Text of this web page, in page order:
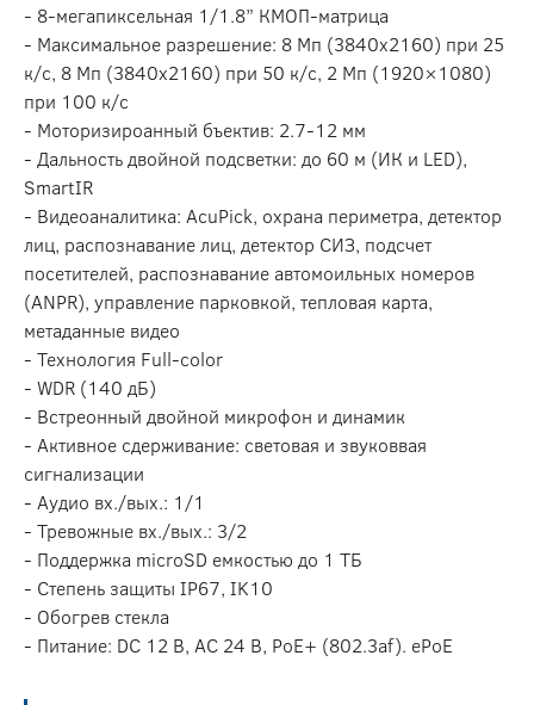
- 8-мегапиксельная 1/1.8” КМОП-матрица
- Максимальное разрешение: 8 Мп (3840х2160) при 25
к/с, 8 Мп (3840х2160) при 50 к/с, 2 Мп (1920×1080)
при 100 к/с
- Моторизироанный бъектив: 2.7-12 мм
- Дальность двойной подсветки: до 60 м (ИК и LED),
SmartIR
- Видеоаналитика: AcuPick, охрана периметра, детектор
лиц, распознавание лиц, детектор СИЗ, подсчет
посетителей, распознавание автомоильных номеров
(ANPR), управление парковкой, тепловая карта,
метаданные видео
- Технология Full-color
- WDR (140 дБ)
- Встреонный двойной микрофон и динамик
- Активное сдерживание: световая и звуковвая
сигнализации
- Аудио вх./вых.: 1/1
- Тревожные вх./вых.: 3/2
- Поддержка microSD емкостью до 1 ТБ
- Степень защиты IP67, IK10
- Обогрев стекла
- Питание: DC 12 В, AC 24 В, PoE+ (802.3af). ePoE